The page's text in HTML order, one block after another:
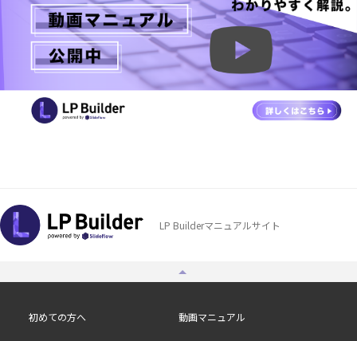
LP Builderマニュアルサイト
初めての方へ 動画マニュアル